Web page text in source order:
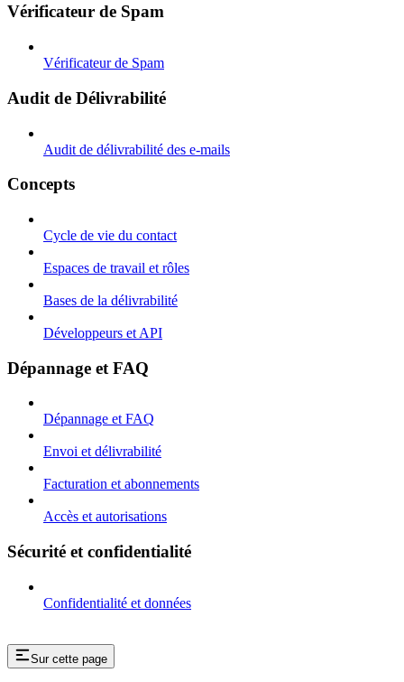
Vérificateur de Spam
Vérificateur de Spam
Audit de Délivrabilité
Audit de délivrabilité des e-mails
Concepts
Cycle de vie du contact
Espaces de travail et rôles
Bases de la délivrabilité
Développeurs et API
Dépannage et FAQ
Dépannage et FAQ
Envoi et délivrabilité
Facturation et abonnements
Accès et autorisations
Sécurité et confidentialité
Confidentialité et données
Sur cette page